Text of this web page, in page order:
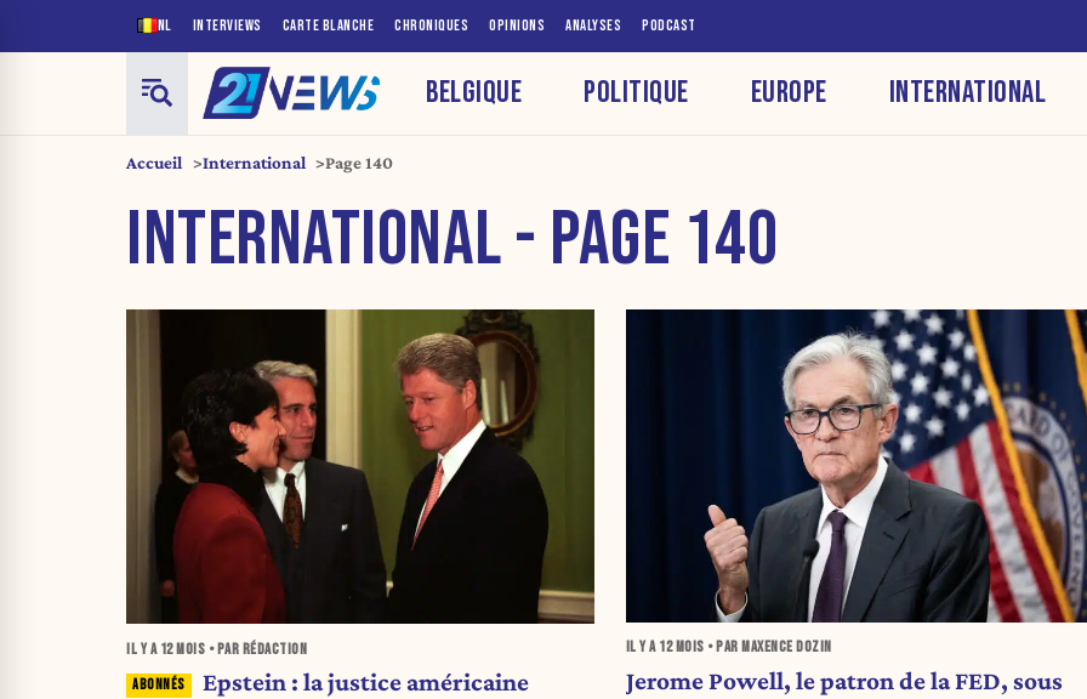
NL INTERVIEWS CARTE BLANCHE CHRONIQUES OPINIONS ANALYSES PODCAST
BELGIQUE POLITIQUE EUROPE INTERNATIONAL
Accueil International Page 140
INTERNATIONAL - PAGE 140
IL Y A 12 MOIS • PAR RÉDACTION
Epstein : la justice américaine
IL Y A 12 MOIS • PAR MAXENCE DOZIN
Jerome Powell, le patron de la FED, sous